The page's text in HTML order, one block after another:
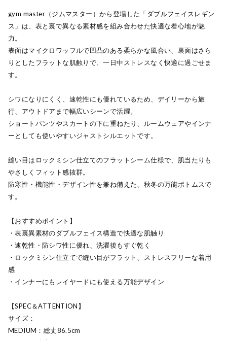
gym master（ジムマスター）から登場した「ダブルフェイスレギン
ス」は、表と裏で異なる素材感を組み合わせた快適な着心地が魅
力。
表面はマイクロワッフルで凹凸のある柔らかな風合い、裏面はさら
りとしたフラットな肌触りで、一日中ストレスなく快適に過ごせま
す。
シワになりにくく、速乾性にも優れているため、デイリーから旅
行、アウトドアまで幅広いシーンで活躍。
ショートパンツやスカートの下に重ねたり、ルームウェアやインナ
ーとしても使いやすいジャストシルエットです。
縫い目はロックミシン仕立てのフラットシーム仕様で、肌当たりも
やさしくフィット感抜群。
防寒性・機能性・デザイン性を兼ね備えた、秋冬の万能ボトムスで
す。
【おすすめポイント】
・表裏異素材のダブルフェイス構造で快適な肌触り
・速乾性・防シワ性に優れ、洗濯後もすぐ乾く
・ロックミシン仕立てで縫い目がフラット、ストレスフリーな着用
感
・インナーにもレイヤードにも使える万能デザイン
【SPEC＆ATTENTION】
サイズ：
MEDIUM：総丈86.5cm